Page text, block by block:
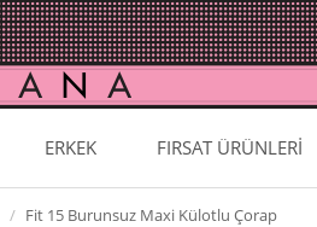
ERKEK FIRSAT ÜRÜNLERİ
Fit 15 Burunsuz Maxi Külotlu Çorap